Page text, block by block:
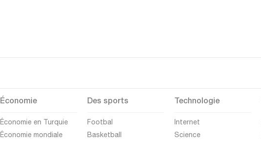
Économie
Économie en Turquie
Économie mondiale
Des sports
Footbal
Basketball
Technologie
Internet
Science